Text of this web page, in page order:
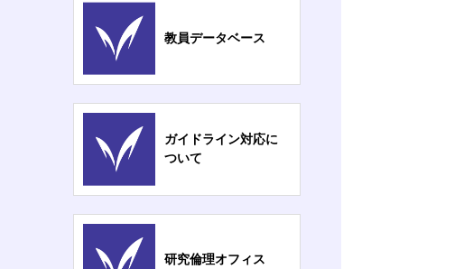
教員データベース
ガイドライン対応に
ついて
研究倫理オフィス